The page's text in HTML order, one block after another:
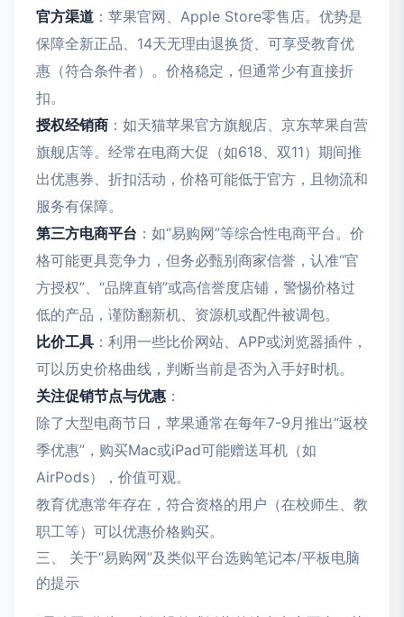
官方渠道 ：苹果官网、Apple Store零售店。优势是
保障全新正品、14天无理由退换货、可享受教育优
惠（符合条件者）。价格稳定，但通常少有直接折
扣。
授权经销商 ：如天猫苹果官方旗舰店、京东苹果自营
旗舰店等。经常在电商大促（如618、双11）期间推
出优惠券、折扣活动，价格可能低于官方，且物流和
服务有保障。
第三方电商平台 ：如“易购网”等综合性电商平台。价
格可能更具竞争力，但务必甄别商家信誉，认准“官
方授权”、“品牌直销”或高信誉度店铺，警惕价格过
低的产品，谨防翻新机、资源机或配件被调包。
比价工具 ：利用一些比价网站、APP或浏览器插件，
可以历史价格曲线，判断当前是否为入手好时机。
关注促销节点与优惠 ：
除了大型电商节日，苹果通常在每年7-9月推出“返校
季优惠”，购买Mac或iPad可能赠送耳机（如
AirPods），价值可观。
教育优惠常年存在，符合资格的用户（在校师生、教
职工等）可以优惠价格购买。
三、 关于“易购网”及类似平台选购笔记本/平板电脑
的提示